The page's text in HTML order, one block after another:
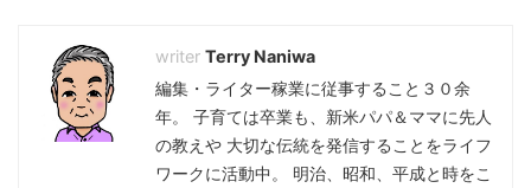
Terry Naniwa
編集・ライター稼業に従事すること３０余
年。 子育ては卒業も、新米パパ＆ママに先人
の教えや 大切な伝統を発信することをライフ
ワークに活動中。 明治、昭和、平成と時をこ